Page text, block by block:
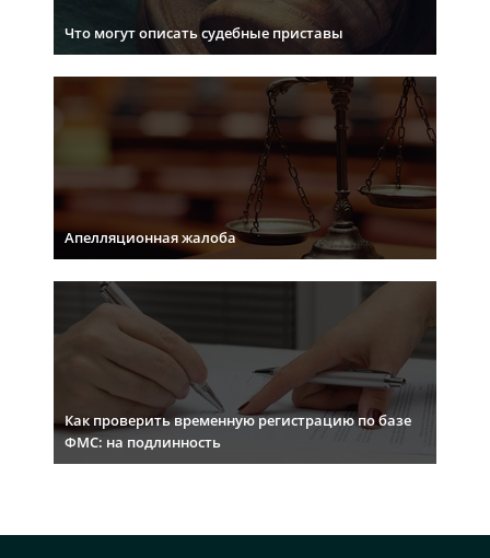
Что могут описать судебные приставы
Апелляционная жалоба
Как проверить временную регистрацию по базе
ФМС: на подлинность